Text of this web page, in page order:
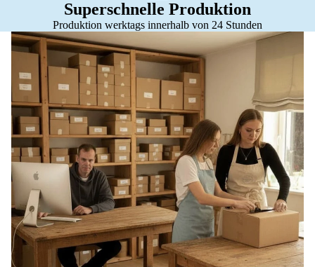
Superschnelle Produktion
Produktion werktags innerhalb von 24 Stunden